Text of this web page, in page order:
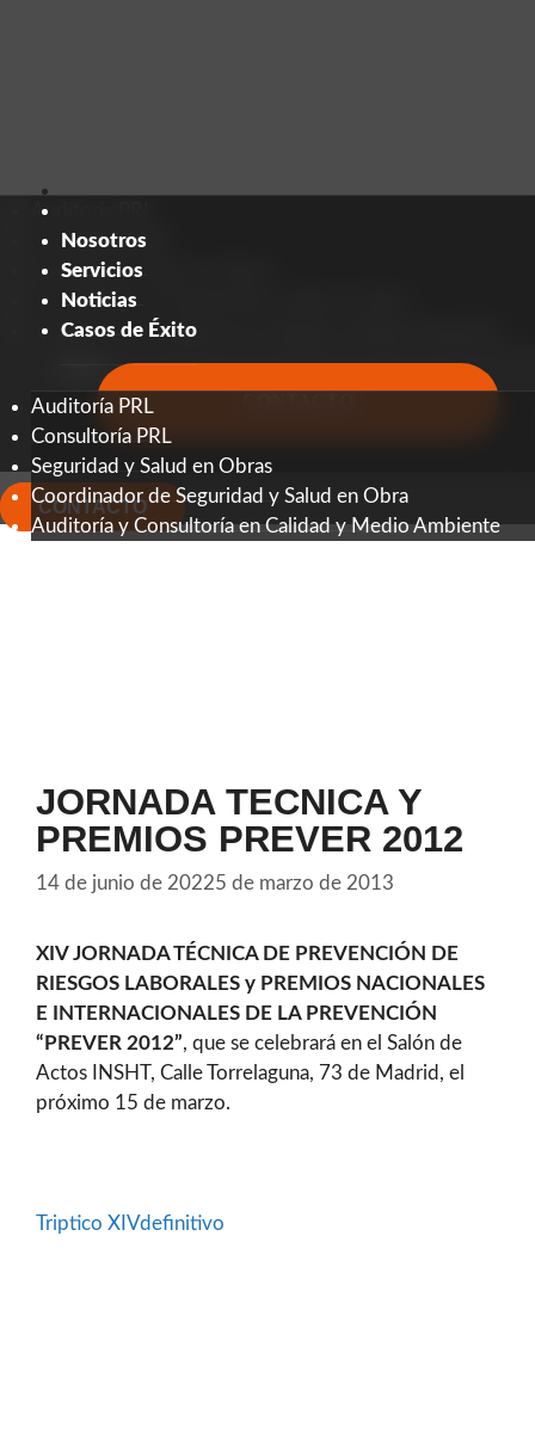
Servicios
Auditoría PRL
Consultoría PRL
Seguridad y Salud en Obras
Coordinador de Seguridad y Salud en Obra
Auditoría y Consultoría en Calidad y Medio Ambiente
Noticias
Casos
de
Éxito
Nosotros
Servicios
Auditoría PRL
Consultoría PRL
Seguridad y Salud en Obras
Coordinador de Seguridad y Salud en Obra
Auditoría y Consultoría en Calidad y Medio Ambiente
Noticias
Casos de Éxito
CONTACTO
JORNADA TECNICA Y
PREMIOS PREVER 2012
14 de junio de 20225 de marzo de 2013
XIV JORNADATÉCNICA DE PREVENCIÓN DE
RIESGOS LABORALES y PREMIOS NACIONALES
E INTERNACIONALES DE LA PREVENCIÓN
“PREVER 2012”, que se celebrará en el Salón de
Actos INSHT, Calle Torrelaguna, 73 de Madrid, el
próximo 15 de marzo.
Triptico XIVdefinitivo